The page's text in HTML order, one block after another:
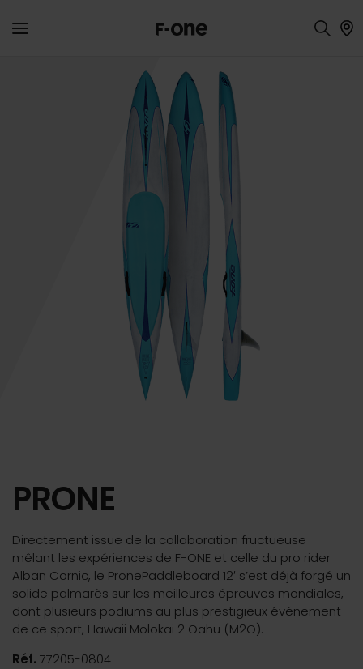
PRONE
Directement issue de la collaboration fructueuse
mêlant les expériences de F-ONE et celle du pro rider
Alban Cornic, le PronePaddleboard 12′ s’est déjà forgé un
solide palmarès sur les meilleures épreuves mondiales,
dont plusieurs podiums au plus prestigieux événement
de ce sport, Hawaii Molokai 2 Oahu (M2O).
Réf. 77205-0804